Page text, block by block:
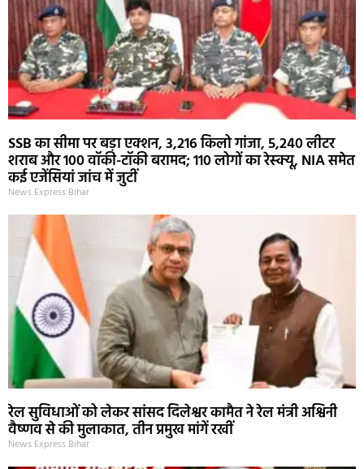
SSB का सीमा पर बड़ा एक्शन, 3,216 किलो गांजा, 5,240 लीटर
शराब और 100 वॉकी-टॉकी बरामद; 110 लोगों का रेस्क्यू, NIA समेत
कई एजेंसियां जांच में जुटीं
News Express Bihar
रेल सुविधाओं को लेकर सांसद दिलेश्वर कामैत ने रेल मंत्री अश्विनी
वैष्णव से की मुलाकात, तीन प्रमुख मांगें रखीं
News Express Bihar